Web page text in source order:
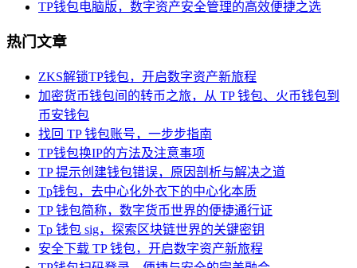
TP钱包电脑版，数字资产安全管理的高效便捷之选
热门文章
ZKS解锁TP钱包，开启数字资产新旅程
加密货币钱包间的转币之旅，从 TP 钱包、火币钱包到
币安钱包
找回 TP 钱包账号，一步步指南
TP钱包换IP的方法及注意事项
TP 提示创建钱包错误，原因剖析与解决之道
Tp钱包，去中心化外衣下的中心化本质
TP 钱包简称，数字货币世界的便捷通行证
Tp 钱包 sig，探索区块链世界的关键密钥
安全下载 TP 钱包，开启数字资产新旅程